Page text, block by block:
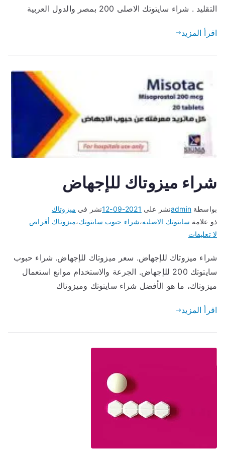
الاصليه التقليد . شراء سايتوتك الاصلى 200 بمصر والدول العربية
اقرأ المزيد
شراء ميزوتاك للإجهاض
بواسطةadminنشر على 2021-09-12 نشر في ميزوتاك
ذو علامة سايتوتك الاصليه،شراء حبوب سايتوتك،ميزوتاك أقراص
لا تعليقات
ميزوتاك
للإجهاض
شراء ميزوتاك للإجهاض. سعر ميزوتاك للإجهاض. شراء حبوب
سايتوتك 200 للإجهاض. الجرعة والاستخدام موانع استعمال
ميزوتاك، ما هو الأفضل شراء سايتوتك وميزوتاك
اقرأ المزيد